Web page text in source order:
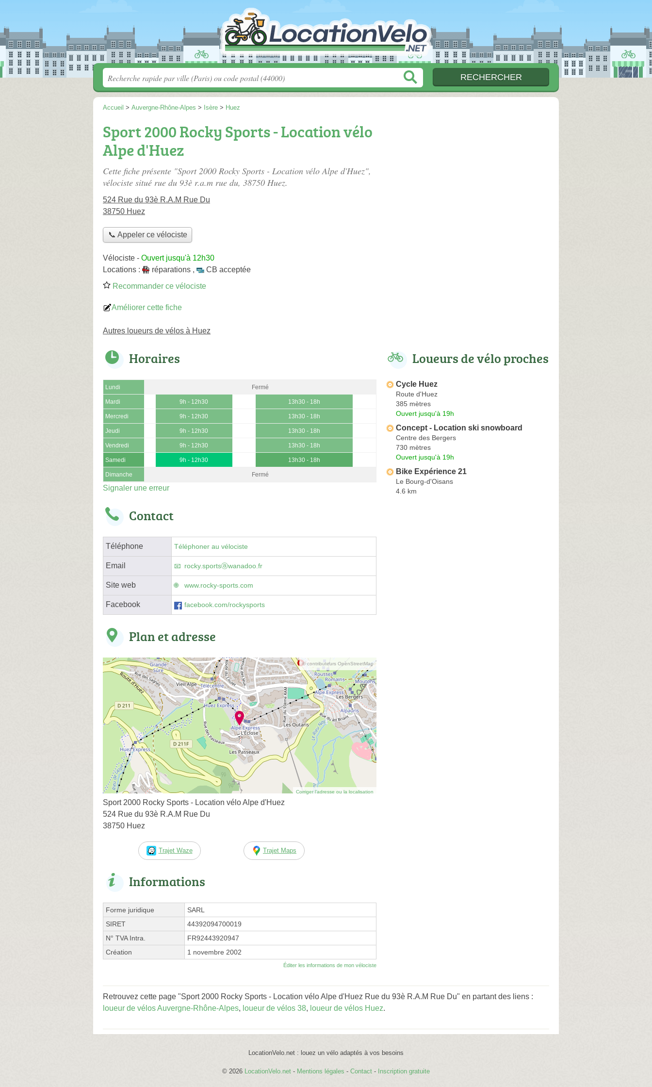
Accueil > Auvergne-Rhône-Alpes > Isère > Huez
Sport 2000 Rocky Sports - Location vélo
Alpe d'Huez
Cette fiche présente "Sport 2000 Rocky Sports - Location vélo Alpe d'Huez",
vélociste situé rue du 93è r.a.m rue du, 38750 Huez.
524 Rue du 93è R.A.M Rue Du
38750 Huez
📞 Appeler ce vélociste
Vélociste - Ouvert jusqu'à 12h30
Locations :
réparations ,
CB acceptée
Recommander ce vélociste
Améliorer cette fiche
Autres loueurs de vélos à Huez
Horaires
Lundi Fermé
Mardi 9h - 12h30 13h30 - 18h
Mercredi 9h - 12h30 13h30 - 18h
Jeudi 9h - 12h30 13h30 - 18h
Vendredi 9h - 12h30 13h30 - 18h
Samedi 9h - 12h30 13h30 - 18h
Dimanche Fermé
Signaler une erreur
Contact
Téléphone Téléphoner au vélociste
Email rocky.sportsⓐwanadoo.fr
Site web www.rocky-sports.com
Facebook facebook.com/rockysports
Plan et adresse
© contributeurs OpenStreetMap
Corriger l’adresse ou la localisation
Sport 2000 Rocky Sports - Location vélo Alpe d'Huez
524 Rue du 93è R.A.M Rue Du
38750 Huez
Trajet Waze Trajet Maps
Informations
Forme juridique
SARL
SIRET
44392094700019
N° TVA Intra.
FR92443920947
Création
1 novembre 2002
Éditer les informations de mon vélociste
Loueurs de vélo proches
Cycle Huez
Route d'Huez
385 mètres
Ouvert jusqu'à 19h
Concept - Location ski snowboard
Centre des Bergers
730 mètres
Ouvert jusqu'à 19h
Bike Expérience 21
Le Bourg-d'Oisans
4.6 km
Retrouvez cette page "Sport 2000 Rocky Sports - Location vélo Alpe d'Huez Rue du 93è R.A.M Rue Du" en partant des liens :
loueur de vélos Auvergne-Rhône-Alpes, loueur de vélos 38, loueur de vélos Huez.
LocationVelo.net : louez un vélo adaptés à vos besoins
© 2026 LocationVelo.net - Mentions légales - Contact - Inscription gratuite